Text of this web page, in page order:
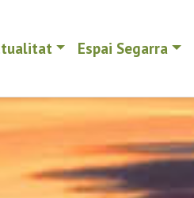
Espai Segarra